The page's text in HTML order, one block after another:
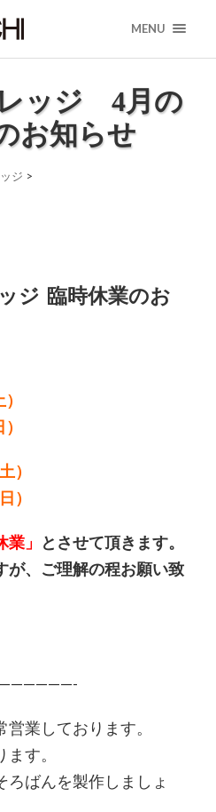
MENU
ッジ 4月の
お知らせ
ジ >
ジ 臨時休業のお
）
）
業」 とさせて頂きます。
が、ご理解の程お願い致
業しております。
す。
ろばんを製作しましょ